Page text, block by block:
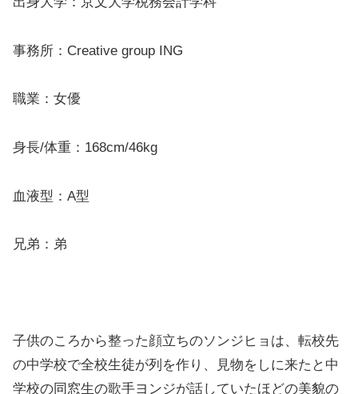
事務所：Creative group ING
職業：女優
身長/体重：168cm/46kg
血液型：A型
兄弟：弟
子供のころから整った顔立ちのソンジヒョは、転校先
の中学校で全校生徒が列を作り、見物をしに来たと中
学校の同窓生の歌手ヨンジが話していたほどの美貌の